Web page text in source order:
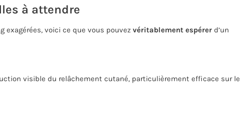
à attendre
exagérées, voici ce que vous pouvez véritablement espérer d’un
visible du relâchement cutané, particulièrement efficace sur le